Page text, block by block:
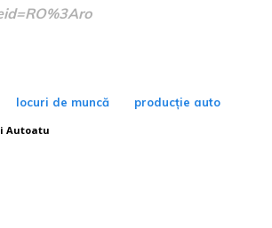
locuri de muncă producție auto
Autoatu